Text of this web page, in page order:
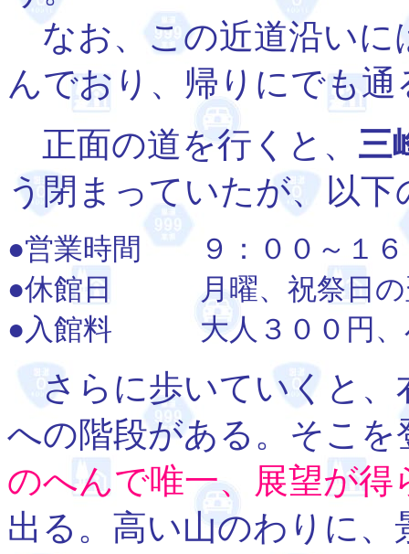
なお、この近道沿いに
んでおり、帰りにでも
正面の道を行くと、 三
う閉まっていたが、以下
●営業時間 ９：００～１６
●休館日 月曜、祝祭日の
●入館料 大人３００円、
さらに歩いていくと、
への階段がある。そこを
のへんで唯一、展望が得
出る。高い山のわりに、